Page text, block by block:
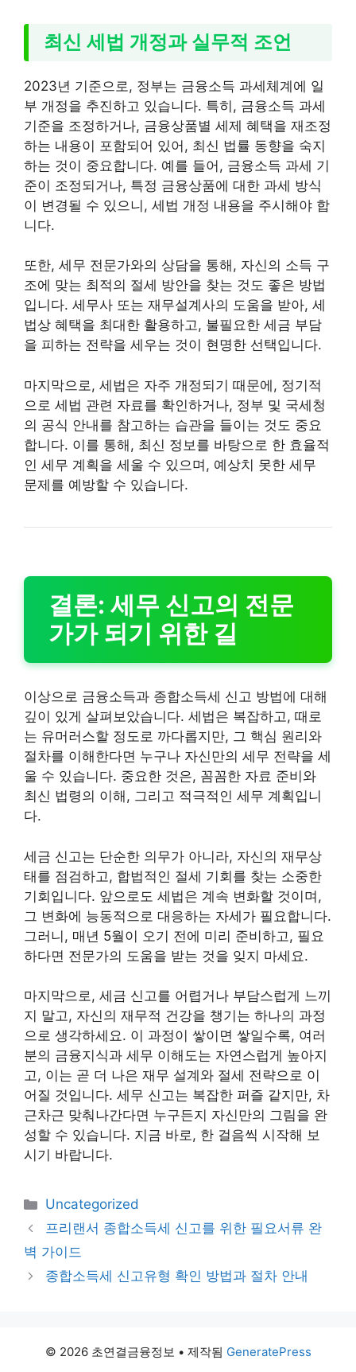
최신 세법 개정과 실무적 조언
2023년 기준으로, 정부는 금융소득 과세체계에 일
부 개정을 추진하고 있습니다. 특히, 금융소득 과세
기준을 조정하거나, 금융상품별 세제 혜택을 재조정
하는 내용이 포함되어 있어, 최신 법률 동향을 숙지
하는 것이 중요합니다. 예를 들어, 금융소득 과세 기
준이 조정되거나, 특정 금융상품에 대한 과세 방식
이 변경될 수 있으니, 세법 개정 내용을 주시해야 합
니다.
또한, 세무 전문가와의 상담을 통해, 자신의 소득 구
조에 맞는 최적의 절세 방안을 찾는 것도 좋은 방법
입니다. 세무사 또는 재무설계사의 도움을 받아, 세
법상 혜택을 최대한 활용하고, 불필요한 세금 부담
을 피하는 전략을 세우는 것이 현명한 선택입니다.
마지막으로, 세법은 자주 개정되기 때문에, 정기적
으로 세법 관련 자료를 확인하거나, 정부 및 국세청
의 공식 안내를 참고하는 습관을 들이는 것도 중요
합니다. 이를 통해, 최신 정보를 바탕으로 한 효율적
인 세무 계획을 세울 수 있으며, 예상치 못한 세무
문제를 예방할 수 있습니다.
결론: 세무 신고의 전문
가가 되기 위한 길
이상으로 금융소득과 종합소득세 신고 방법에 대해
깊이 있게 살펴보았습니다. 세법은 복잡하고, 때로
는 유머러스할 정도로 까다롭지만, 그 핵심 원리와
절차를 이해한다면 누구나 자신만의 세무 전략을 세
울 수 있습니다. 중요한 것은, 꼼꼼한 자료 준비와
최신 법령의 이해, 그리고 적극적인 세무 계획입니
다.
세금 신고는 단순한 의무가 아니라, 자신의 재무상
태를 점검하고, 합법적인 절세 기회를 찾는 소중한
기회입니다. 앞으로도 세법은 계속 변화할 것이며,
그 변화에 능동적으로 대응하는 자세가 필요합니다.
그러니, 매년 5월이 오기 전에 미리 준비하고, 필요
하다면 전문가의 도움을 받는 것을 잊지 마세요.
마지막으로, 세금 신고를 어렵거나 부담스럽게 느끼
지 말고, 자신의 재무적 건강을 챙기는 하나의 과정
으로 생각하세요. 이 과정이 쌓이면 쌓일수록, 여러
분의 금융지식과 세무 이해도는 자연스럽게 높아지
고, 이는 곧 더 나은 재무 설계와 절세 전략으로 이
어질 것입니다. 세무 신고는 복잡한 퍼즐 같지만, 차
근차근 맞춰나간다면 누구든지 자신만의 그림을 완
성할 수 있습니다. 지금 바로, 한 걸음씩 시작해 보
시기 바랍니다.
카
테
리
Uncategorized
프리랜서 종합소득세 신고를 위한 필요서류 완
벽 가이드
종합소득세 신고유형 확인 방법과 절차 안내
© 2026 초연결금융정보 • 제작됨 GeneratePress